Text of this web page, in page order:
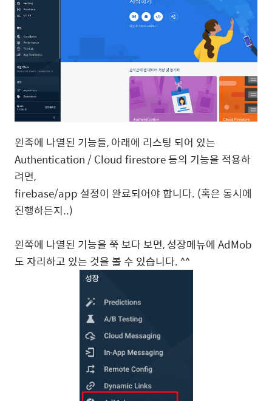
왼족에 나열된 기능들, 아래에 리스팅 되어 있는
Authentication / Cloud firestore 등의 기능을 적용하
려면,
firebase/app 설정이 완료되어야 합니다. (혹은 동시에
진행하든지..)
왼쪽에 나열된 기능을 쭉 보다 보면, 성장메뉴에 AdMob
도 자리하고 있는 것을 볼 수 있습니다. ^^